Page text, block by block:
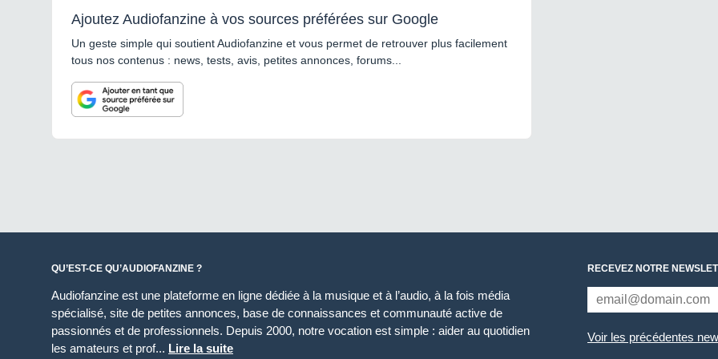
Ajoutez Audiofanzine à vos sources préférées sur Google
Un geste simple qui soutient Audiofanzine et vous permet de retrouver plus facilement
tous nos contenus : news, tests, avis, petites annonces, forums...
QU’EST-CE QU’AUDIOFANZINE ?
Audiofanzine est une plateforme en ligne dédiée à la musique et à l’audio, à la fois média
spécialisé, site de petites annonces, base de connaissances et communauté active de
passionnés et de professionnels. Depuis 2000, notre vocation est simple : aider au quotidien
les amateurs et prof... Lire la suite
RECEVEZ NOTRE
Voir les précédentes